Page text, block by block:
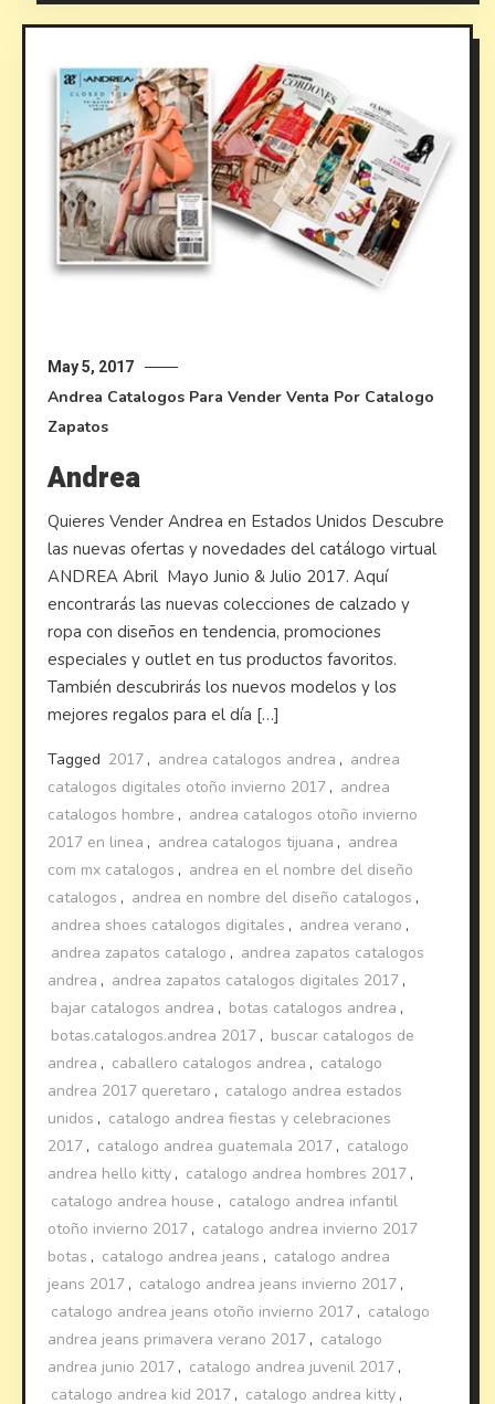
May 5, 2017
Andrea Catalogos Para Vender Venta Por Catalogo
Zapatos
Andrea
Quieres Vender Andrea en Estados Unidos Descubre
las nuevas ofertas y novedades del catálogo virtual
ANDREA Abril Mayo Junio & Julio 2017. Aquí
encontrarás las nuevas colecciones de calzado y
ropa con diseños en tendencia, promociones
especiales y outlet en tus productos favoritos.
También descubrirás los nuevos modelos y los
mejores regalos para el día […]
Tagged 2017 , andrea catalogos andrea , andrea
catalogos digitales otoño invierno 2017 , andrea
catalogos hombre , andrea catalogos otoño invierno
2017 en linea , andrea catalogos tijuana , andrea
com mx catalogos , andrea en el nombre del diseño
catalogos , andrea en nombre del diseño catalogos ,
andrea shoes catalogos digitales , andrea verano ,
andrea zapatos catalogo , andrea zapatos catalogos
andrea , andrea zapatos catalogos digitales 2017 ,
bajar catalogos andrea , botas catalogos andrea ,
botas.catalogos.andrea 2017 , buscar catalogos de
andrea , caballero catalogos andrea , catalogo
andrea 2017 queretaro , catalogo andrea estados
unidos , catalogo andrea fiestas y celebraciones
2017 , catalogo andrea guatemala 2017 , catalogo
andrea hello kitty , catalogo andrea hombres 2017 ,
catalogo andrea house , catalogo andrea infantil
otoño invierno 2017 , catalogo andrea invierno 2017
botas , catalogo andrea jeans , catalogo andrea
jeans 2017 , catalogo andrea jeans invierno 2017 ,
catalogo andrea jeans otoño invierno 2017 , catalogo
andrea jeans primavera verano 2017 , catalogo
andrea junio 2017 , catalogo andrea juvenil 2017 ,
catalogo andrea kid 2017 , catalogo andrea kitty ,